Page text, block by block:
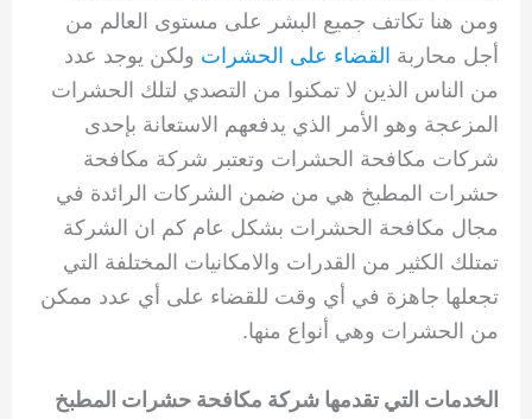
ومن هنا تكاتف جميع البشر على مستوى العالم من
أجل محاربة القضاء على الحشرات ولكن يوجد عدد
من الناس الذين لا تمكنوا من التصدي لتلك الحشرات
المزعجة وهو الأمر الذي يدفعهم الاستعانة بإحدى
شركات مكافحة الحشرات وتعتبر شركة مكافحة
حشرات المطبخ هي من ضمن الشركات الرائدة في
مجال مكافحة الحشرات بشكل عام كم ان الشركة
تمتلك الكثير من القدرات والامكانيات المختلفة التي
تجعلها جاهزة في أي وقت للقضاء على أي عدد ممكن
من الحشرات وهي أنواع منها.
الخدمات التي تقدمها شركة مكافحة حشرات المطبخ